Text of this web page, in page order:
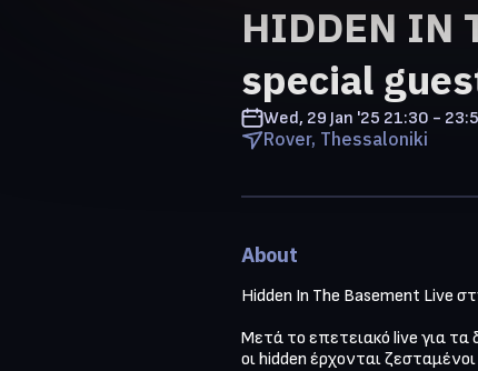
HIDDEN IN
special
Wed, 29 Jan '25 21:30 -
Rover, Thessaloniki
About
Hidden In The Basement Live
Μετά το επετειακό live για
οι hidden έρχονται